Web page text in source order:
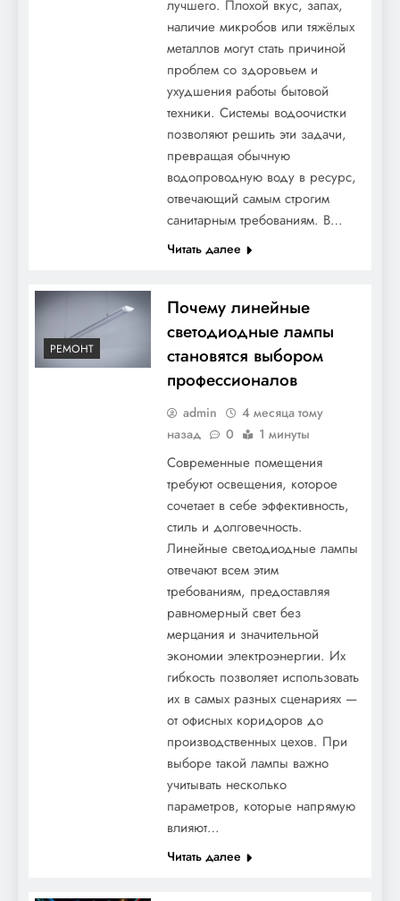
лучшего. Плохой вкус, запах,
наличие микробов или тяжёлых
металлов могут стать причиной
проблем со здоровьем и
ухудшения работы бытовой
техники. Системы водоочистки
позволяют решить эти задачи,
превращая обычную
водопроводную воду в ресурс,
отвечающий самым строгим
санитарным требованиям. В…
Читать далее
РЕМОНТ
Почему линейные
светодиодные лампы
становятся выбором
профессионалов
admin
4 месяца тому
назад
0 1 минуты
Современные помещения
требуют освещения, которое
сочетает в себе эффективность,
стиль и долговечность.
Линейные светодиодные лампы
отвечают всем этим
требованиям, предоставляя
равномерный свет без
мерцания и значительной
экономии электроэнергии. Их
гибкость позволяет использовать
их в самых разных сценариях —
от офисных коридоров до
производственных цехов. При
выборе такой лампы важно
учитывать несколько
параметров, которые напрямую
влияют…
Читать далее